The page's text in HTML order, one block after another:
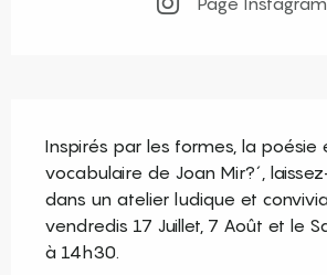
Inspirés par les formes, la poésie
vocabulaire de Joan Mir?´,
dans un atelier ludique et
vendredis 17 Juillet, 7 Août et le
à 14h30.